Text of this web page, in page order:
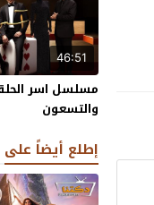
46:51
والتسعون
إطلع أيضاً على